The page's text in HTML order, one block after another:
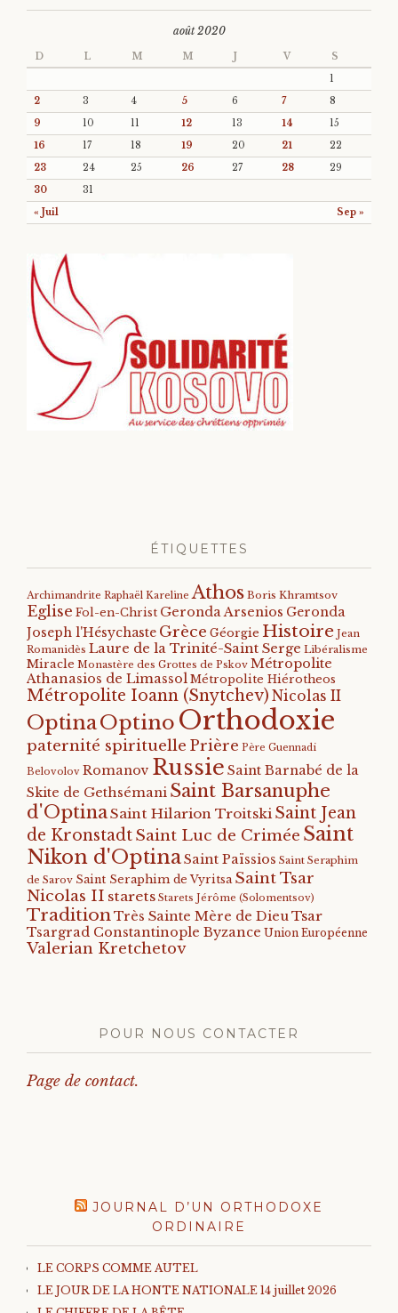
août 2020
D L M M J V S
« Juil Sep »
1
2
3 4 5 6 7
8
9
10 11 12 13 14
15
16
17 18 19 20 21
22
23
24 25 26 27 28
29
30
31
ÉTIQUETTES
Archimandrite Raphaël Kareline Athos Boris Khramtsov
Eglise Fol-en-Christ Geronda Arsenios Geronda
Joseph l'Hésychaste Grèce Géorgie Histoire Jean
Romanidès Laure de la Trinité-Saint Serge Libéralisme
Miracle Monastère des Grottes de Pskov Métropolite
Athanasios de Limassol Métropolite Hiérotheos
Métropolite Ioann (Snytchev) Nicolas II
OptinaOptino Orthodoxie
paternité spirituelle Prière Père Guennadi
Belovolov Romanov Russie Saint Barnabé de la
Skite de Gethsémani Saint Barsanuphe
d'OptinaSaint Hilarion Troitski Saint Jean
de KronstadtSaint Luc de Crimée Saint
Nikon d'OptinaSaint Païssios Saint Seraphim
de Sarov Saint Seraphim de Vyritsa Saint Tsar
Nicolas II starets Starets Jérôme (Solomentsov)
TraditionTrès Sainte Mère de DieuTsar
Tsargrad Constantinople Byzance Union Européenne
Valerian Kretchetov
POUR NOUS CONTACTER
Page de contact.
JOURNAL D’UN ORTHODOXE
ORDINAIRE
LE CORPS COMME AUTEL
LE JOUR DE LA HONTE NATIONALE 14 juillet 2026